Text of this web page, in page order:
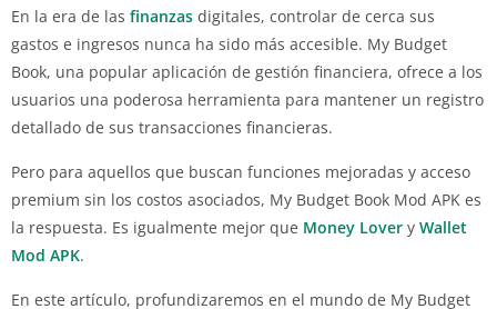
En la era de las finanzas digitales, controlar de cerca sus
gastos e ingresos nunca ha sido más accesible. My Budget
Book, una popular aplicación de gestión financiera, ofrece a los
usuarios una poderosa herramienta para mantener un registro
detallado de sus transacciones financieras.
Pero para aquellos que buscan funciones mejoradas y acceso
premium sin los costos asociados, My Budget Book Mod APK es
la respuesta. Es igualmente mejor que Money Lover y Wallet
Mod APK.
En este artículo, profundizaremos en el mundo de My Budget